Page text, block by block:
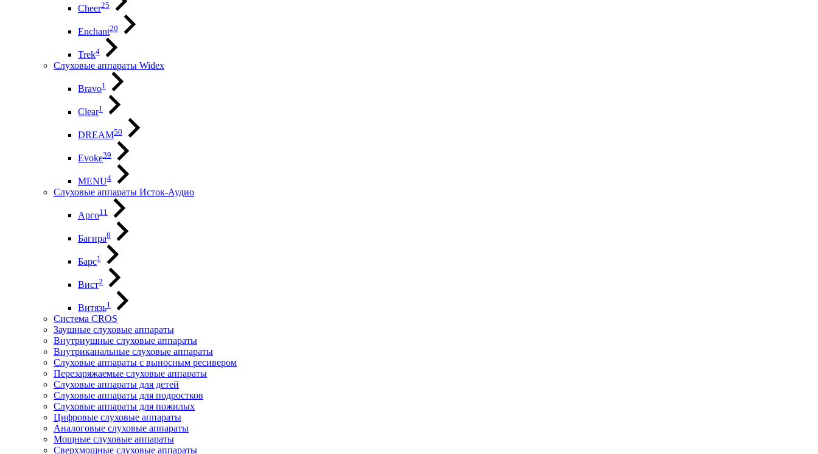
Cheer25
Enchant20
Trek4
Слуховые аппараты Widex
Bravo1
Clear1
DREAM50
Evoke39
MENU4
Слуховые аппараты Исток-Аудио
Арго11
Багира8
Барс1
Вист2
Витязь1
Система CROS
Заушные слуховые аппараты
Внутриушные слуховые аппараты
Внутриканальные слуховые аппараты
Слуховые аппараты с выносным ресивером
Перезаряжаемые слуховые аппараты
Слуховые аппараты для детей
Слуховые аппараты для подростков
Слуховые аппараты для пожилых
Цифровые слуховые аппараты
Аналоговые слуховые аппараты
Мощные слуховые аппараты
Сверхмощные слуховые аппараты